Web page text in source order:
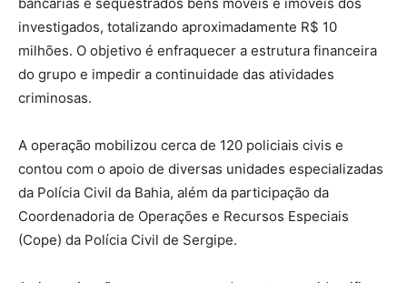
investigados, totalizando aproximadamente R$ 10
milhões. O objetivo é enfraquecer a estrutura financeira
do grupo e impedir a continuidade das atividades
criminosas.
A operação mobilizou cerca de 120 policiais civis e
contou com o apoio de diversas unidades especializadas
da Polícia Civil da Bahia, além da participação da
Coordenadoria de Operações e Recursos Especiais
(Cope) da Polícia Civil de Sergipe.